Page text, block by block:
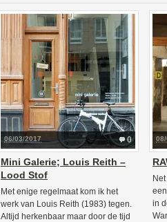
0
06/03/2017
Mini Galerie; Louis Reith –
Lood Stof
Met enige regelmaat kom ik het
werk van Louis Reith (1983) tegen.
Altijd herkenbaar maar door de tijd
in